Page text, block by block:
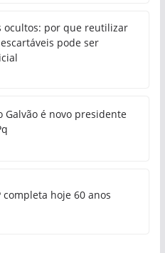
ocultos: por que reutilizar
pode ser
Galvão é novo presidente
completa hoje 60 anos